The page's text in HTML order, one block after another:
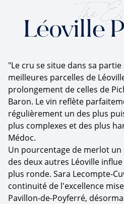
The
Léoville
"Le cru se situe dans sa
meilleures parcelles de
prolongement de celles de
Baron. Le vin reflète
régulièrement un des plus
plus complexes et des plus
Médoc.
Un pourcentage de merlot
des deux autres Léoville
plus ronde. Sara Lecompte-
continuité de l'excellence
Pavillon-de-Poyferré,